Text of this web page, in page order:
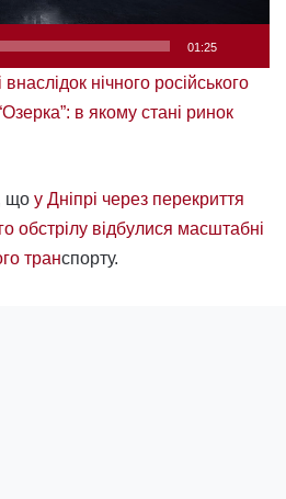
01:25
внаслідок нічного російського
в якому стані ринок
що у Дніпрі через перекриття
обстрілу відбулися масштабні
транспорту.